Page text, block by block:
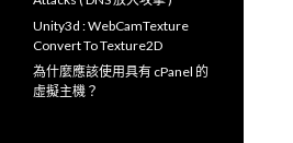
Unity3d : WebCamTexture
Convert To Texture2D
為什麼應該使用具有 cPanel 的
虛擬主機？